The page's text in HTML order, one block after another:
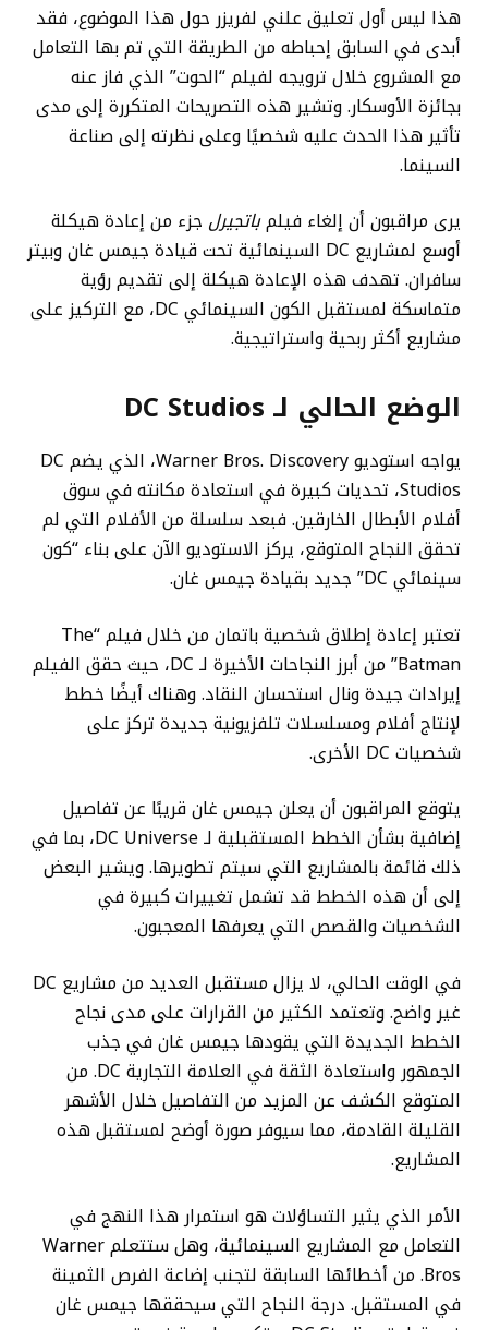
هذا ليس أول تعليق علني لفريزر حول هذا الموضوع، فقد
أبدى في السابق إحباطه من الطريقة التي تم بها التعامل
مع المشروع خلال ترويجه لفيلم “الحوت” الذي فاز عنه
بجائزة الأوسكار. وتشير هذه التصريحات المتكررة إلى مدى
تأثير هذا الحدث عليه شخصيًا وعلى نظرته إلى صناعة
السينما.
يرى مراقبون أن إلغاء فيلمباتجيرل جزء من إعادة هيكلة
أوسع لمشاريع DC السينمائية تحت قيادة جيمس غان وبيتر
سافران. تهدف هذه الإعادة هيكلة إلى تقديم رؤية
متماسكة لمستقبل الكون السينمائي DC، مع التركيز على
مشاريع أكثر ربحية واستراتيجية.
الوضع الحالي لـ DC Studios
يواجه استوديو Warner Bros. Discovery، الذي يضم DC
Studios، تحديات كبيرة في استعادة مكانته في سوق
أفلام الأبطال الخارقين. فبعد سلسلة من الأفلام التي لم
تحقق النجاح المتوقع، يركز الاستوديو الآن على بناء “كون
سينمائي DC” جديد بقيادة جيمس غان.
تعتبر إعادة إطلاق شخصية باتمان من خلال فيلم “The
Batman” من أبرز النجاحات الأخيرة لـ DC، حيث حقق الفيلم
إيرادات جيدة ونال استحسان النقاد. وهناك أيضًا خطط
لإنتاج أفلام ومسلسلات تلفزيونية جديدة تركز على
شخصيات DC الأخرى.
يتوقع المراقبون أن يعلن جيمس غان قريبًا عن تفاصيل
إضافية بشأن الخطط المستقبلية لـ DC Universe، بما في
ذلك قائمة بالمشاريع التي سيتم تطويرها. ويشير البعض
إلى أن هذه الخطط قد تشمل تغييرات كبيرة في
الشخصيات والقصص التي يعرفها المعجبون.
في الوقت الحالي، لا يزال مستقبل العديد من مشاريع DC
غير واضح. وتعتمد الكثير من القرارات على مدى نجاح
الخطط الجديدة التي يقودها جيمس غان في جذب
الجمهور واستعادة الثقة في العلامة التجارية DC. من
المتوقع الكشف عن المزيد من التفاصيل خلال الأشهر
القليلة القادمة، مما سيوفر صورة أوضح لمستقبل هذه
المشاريع.
الأمر الذي يثير التساؤلات هو استمرار هذا النهج في
التعامل مع المشاريع السينمائية، وهل ستتعلم Warner
Bros. من أخطائها السابقة لتجنب إضاعة الفرص الثمينة
في المستقبل. درجة النجاح التي سيحققها جيمس غان